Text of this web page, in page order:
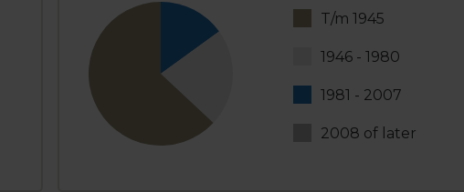
T/m 1945
1946 - 1980
1981 - 2007
2008 of later